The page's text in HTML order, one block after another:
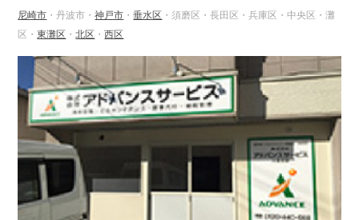
尼崎市 ・丹波市・神戸市 ・垂水区 ・須磨区・長田区・兵庫区・中央区・灘
区・東灘区 ・北区 ・西区